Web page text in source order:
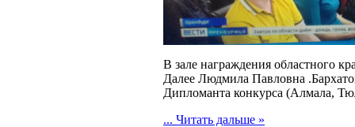
В зале награждения областного
Далее Людмила Павловна
Дипломанта конкурса (Алмала,
... Читать дальше »